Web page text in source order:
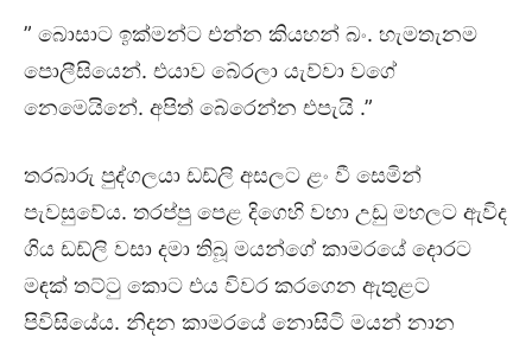
” බොසාට ඉක්මන්ට එන්න කියහන් බං. හැමතැනම
පොලීසියෙන්. එයාව බේරලා යැව්වා වගේ
නෙමෙයිනේ. අපිත් බේරෙන්න එපැයි .”
තරබාරු පුද්ගලයා ඩඩ්ලි අසලට ළං වී සෙමින්
පැවසුවේය. තරප්පු පෙළ දිගෙහි වහා උඩු මහලට ඇවිද
ගිය ඩඩ්ලි වසා දමා තිබූ මයන්ගේ කාමරයේ දොරට
මඳක් තට්ටු කොට එය විවර කරගෙන ඇතුළට
පිවිසියේය. නිදන කාමරයේ නොසිටි මයන් නාන